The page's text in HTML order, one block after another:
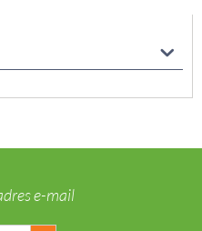
e-mail